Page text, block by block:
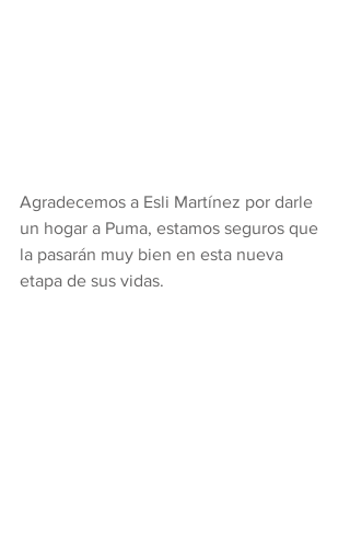
Agradecemos a Esli Martínez por darle
un hogar a Puma, estamos seguros que
la pasarán muy bien en esta nueva
etapa de sus vidas.